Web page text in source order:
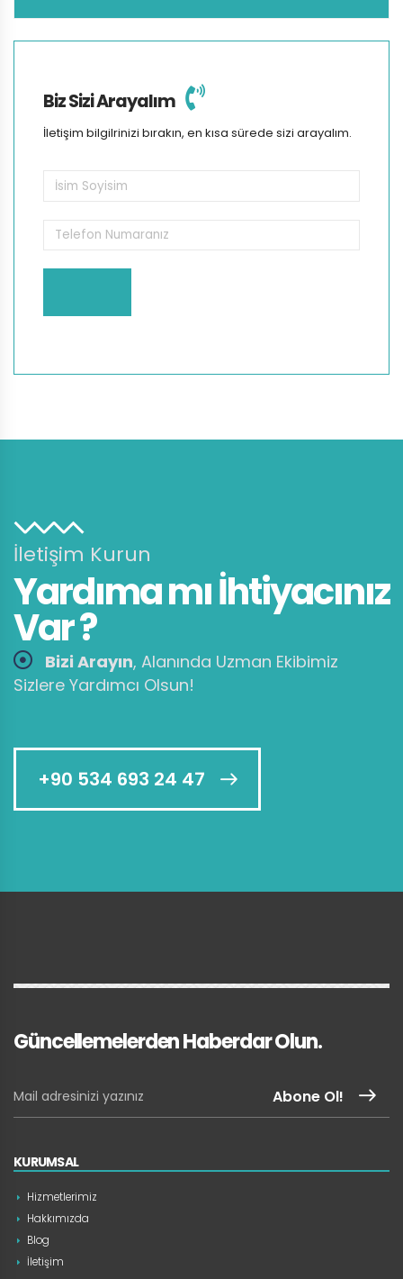
Biz Sizi Arayalım
İletişim bilgilrinizi bırakın, en kısa sürede sizi arayalım.
İletişim Kurun
Yardıma mı İhtiyacınız
Var ?
Bizi Arayın, Alanında Uzman Ekibimiz
Sizlere Yardımcı Olsun!
+90 534 693 24 47
Güncellemelerden Haberdar Olun.
Abone Ol!
KURUMSAL
Hizmetlerimiz
Hakkımızda
Blog
İletişim